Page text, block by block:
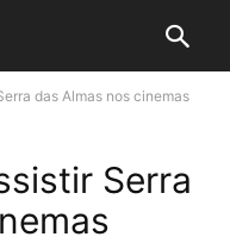
das Almas nos cinemas
Serra